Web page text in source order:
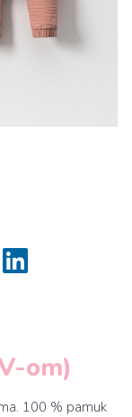
om)
100 % pamuk